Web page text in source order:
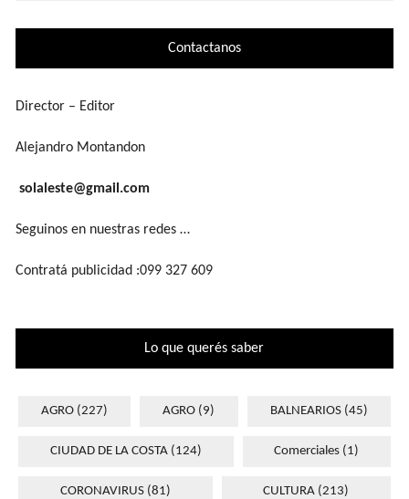
Contactanos
Director – Editor
Alejandro Montandon
solaleste@gmail.com
Seguinos en nuestras redes …
Contratá publicidad :099 327 609
Lo que querés saber
AGRO (227) AGRO (9) BALNEARIOS(45)
CIUDAD DE LA COSTA(124) Comerciales (1)
CORONAVIRUS(81) CULTURA (213)